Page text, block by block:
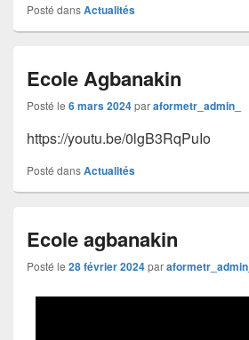
Posté dansActualités
Ecole Agbanakin
Posté le 6 mars 2024paraformetr_admin_
https://youtu.be/0lgB3RqPuIo
Posté dansActualités
Ecole agbanakin
Posté le 28 février 2024paraformetr_admin_